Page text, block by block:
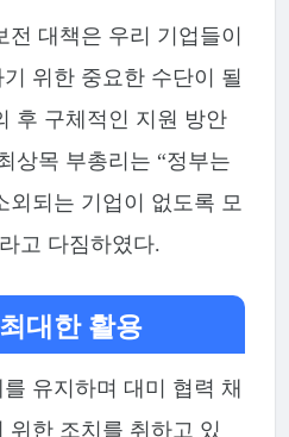
전 대책은 우리 기업들이
위한 중요한 수단이 될
후 구체적인 지원 방안
상목 부총리는 “정부는
외되는 기업이 없도록 모
고 다짐하였다.
대한 활용
유지하며 대미 협력 채
위한 조치를 취하고 있